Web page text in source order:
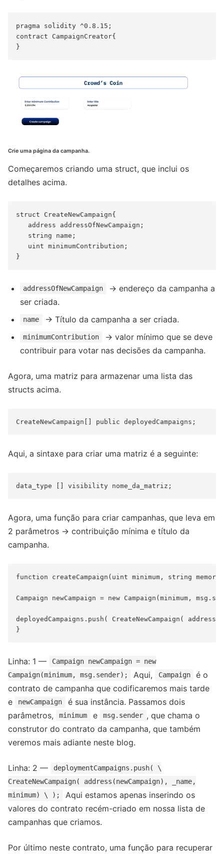
pragma solidity ^0.8.15;
contract CampaignCreator{
Crie uma página da campanha.
Começaremos criando uma struct, que inclui os
detalhes acima.
struct CreateNewCampaign{
   address addressOfNewCampaign;
   string name;
   uint minimumContribution;
addressOfNewCampaign
→ endereço da campanha a
ser criada.
name → Título da campanha a ser criada.
minimumContribution
→ valor mínimo que se deve
contribuir para votar nas decisões da campanha.
Agora, uma matriz para armazenar uma lista das
structs acima.
Aqui, a sintaxe para criar uma matriz é a seguinte:
Agora, uma função para criar campanhas, que leva em
2 parâmetros → contribuição mínima e título da
campanha.
function createCampaign(uint minimum, string
Campaign newCampaign = new Campaign(minimum,
deployedCampaigns.push( CreateNewCampaign(
Linha: 1 —
Campaign newCampaign = new
Campaign(minimum, msg.sender);
Aqui, Campaign
é o
contrato de campanha que codificaremos mais tarde
e
newCampaign
é sua instância. Passamos dois
parâmetros,
minimum e msg.sender , que chama o
construtor do contrato da campanha, que também
veremos mais adiante neste blog.
Linha: 2 —
deploymentCampaigns.push( \
CreateNewCampaign( address(newCampaign), _name,
minimum) \ );
Aqui estamos apenas inserindo os
valores do contrato recém-criado em nossa lista de
campanhas que criamos.
Por último neste contrato, uma função para recuperar